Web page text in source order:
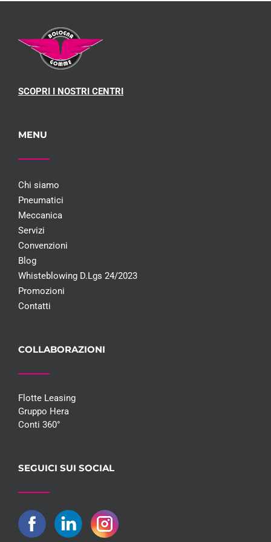
SCOPRI I NOSTRI CENTRI
MENU
Chi siamo
Pneumatici
Meccanica
Servizi
Convenzioni
Blog
Whisteblowing D.Lgs 24/2023
Promozioni
Contatti
COLLABORAZIONI
Flotte Leasing
Gruppo Hera
Conti 360°
SEGUICI SUI SOCIAL